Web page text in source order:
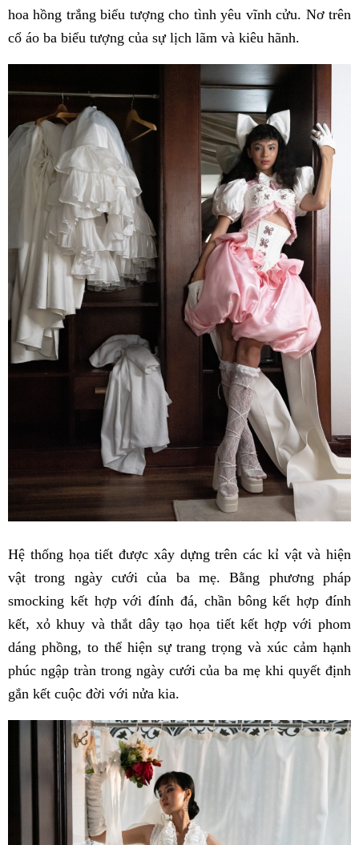
hoa hồng trắng biểu tượng cho tình yêu vĩnh cửu. Nơ trên
cổ áo ba biểu tượng của sự lịch lãm và kiêu hãnh.
Hệ thống họa tiết được xây dựng trên các kỉ vật và hiện
vật trong ngày cưới của ba mẹ. Bằng phương pháp
smocking kết hợp với đính đá, chần bông kết hợp đính
kết, xỏ khuy và thắt dây tạo họa tiết kết hợp với phom
dáng phồng, to thể hiện sự trang trọng và xúc cảm hạnh
phúc ngập tràn trong ngày cưới của ba mẹ khi quyết định
gắn kết cuộc đời với nửa kia.